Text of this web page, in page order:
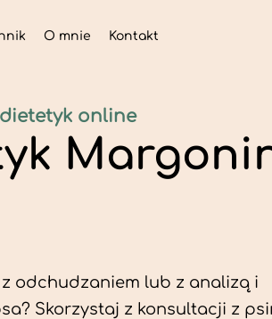
O mnie Kontakt
odchudzaniem lub z analizą i
Skorzystaj z konsultacji z
online